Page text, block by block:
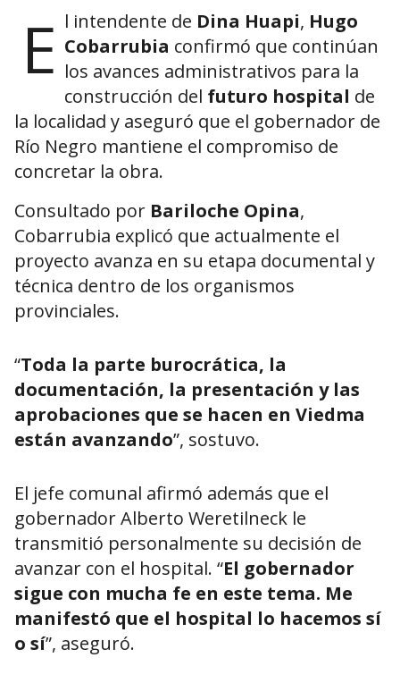
E l intendente de Dina Huapi, Hugo
Cobarrubia confirmó que continúan
los avances administrativos para la
construcción del futuro hospital de
la localidad y aseguró que el gobernador de
Río Negro mantiene el compromiso de
concretar la obra.
Consultado por Bariloche Opina,
Cobarrubia explicó que actualmente el
proyecto avanza en su etapa documental y
técnica dentro de los organismos
provinciales.
“Toda la parte burocrática, la
documentación, la presentación y las
aprobaciones que se hacen en Viedma
están avanzando”, sostuvo.
El jefe comunal afirmó además que el
gobernadorAlberto Weretilneck le
transmitió personalmente su decisión de
avanzar con el hospital. “El gobernador
sigue con mucha fe en este tema. Me
manifestó que el hospital lo hacemos sí
o sí”, aseguró.